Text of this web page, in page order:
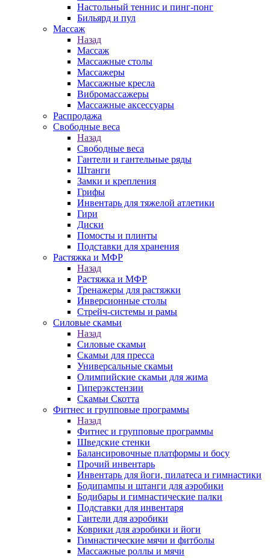
Настольный теннис и пинг-понг
Бильярд и пул
Массаж
Назад
Массаж
Массажные столы
Массажеры
Массажные кресла
Вибромассажеры
Массажные аксессуары
Распродажа
Свободные веса
Назад
Свободные веса
Гантели и гантельные ряды
Штанги
Замки и крепления
Грифы
Инвентарь для тяжелой атлетики
Гири
Диски
Помосты и плинты
Подставки для хранения
Растяжка и МФР
Назад
Растяжка и МФР
Тренажеры для растяжки
Инверсионные столы
Стрейч-системы и рамы
Силовые скамьи
Назад
Силовые скамьи
Скамьи для пресса
Универсальные скамьи
Олимпийские скамьи для жима
Гиперэкстензии
Скамьи Скотта
Фитнес и групповые программы
Назад
Фитнес и групповые программы
Шведские стенки
Балансировочные платформы и босу
Прочий инвентарь
Инвентарь для йоги, пилатеса и гимнастики
Бодипампы и штанги для аэробики
Бодибары и гимнастические палки
Подставки для инвентаря
Гантели для аэробики
Коврики для аэробики и йоги
Гимнастические мячи и фитболы
Массажные роллы и мячи